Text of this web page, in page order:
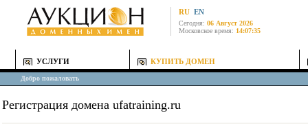
RU EN
Сегодня: 06 Август 2026
Московское время: 14:07:35
УСЛУГИ КУПИТЬ ДОМЕН
Добро пожаловать
Регистрация домена ufatraining.ru